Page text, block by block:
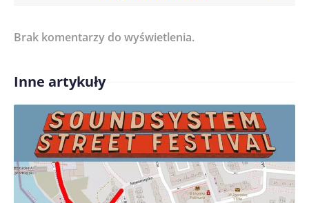
Treść komentarza*
Imię/ Nick*
Brak komentarzy do wyświetlenia.
Inne artykuły